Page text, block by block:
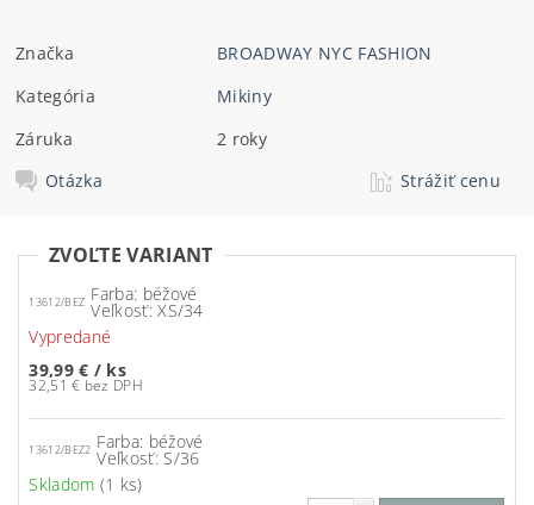
Značka
BROADWAY NYC FASHION
Kategória
Mikiny
Záruka
2 roky
Otázka
Strážiť cenu
ZVOĽTE VARIANT
13612/BEZ Farba: béžové
Veľkosť: XS/34
Vypredané
39,99 € / ks
32,51 € bez DPH
13612/BEZ2 Farba: béžové
Veľkosť: S/36
Skladom (1 ks)